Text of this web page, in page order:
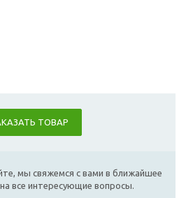
ТОВАР
мы свяжемся с вами в ближайшее
все интересующие вопросы.